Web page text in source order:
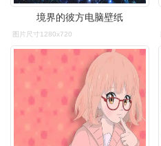
境界的彼方电脑壁纸
图片尺寸1280x720